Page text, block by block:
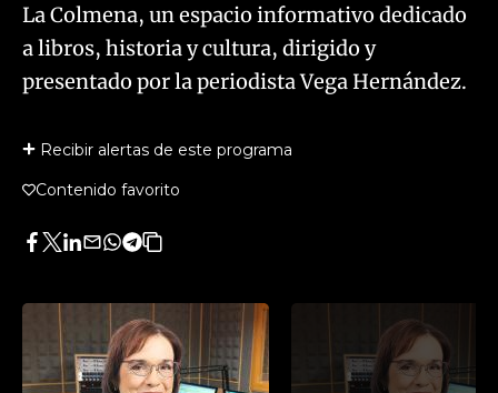
La Colmena, un espacio informativo dedicado
a libros, historia y cultura, dirigido y
presentado por la periodista Vega Hernández.
Recibir alertas de este programa
Contenido favorito
Facebook
Twitter
LinkedIn
Enviar
Whatsapp
Telegram
Copiar
artículo